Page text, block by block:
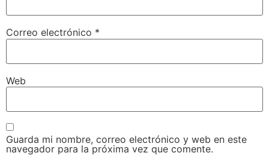
Correo electrónico *
Web
Guarda mi nombre, correo electrónico y web en este
navegador para la próxima vez que comente.